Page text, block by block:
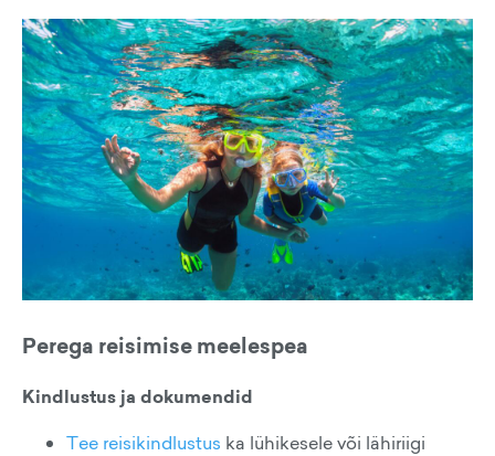
Perega reisimise meelespea
Kindlustus ja dokumendid
Tee reisikindlustus ka lühikesele või lähiriigi